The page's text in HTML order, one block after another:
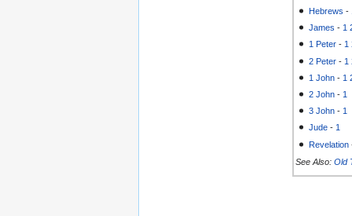
Hebrews -
James - 1
1 Peter -1
2 Peter - 1
1 John - 1
2 John - 1
3 John - 1
Jude -1
Revelation
See Also: Old